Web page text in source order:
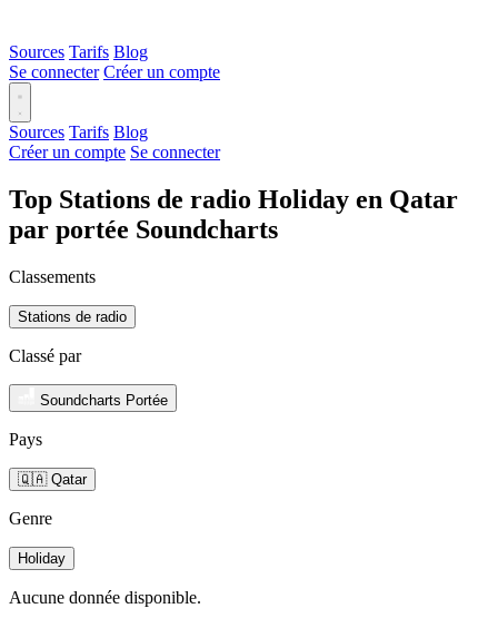
Sources Tarifs Blog
Se connecter Créer un compte
Sources Tarifs Blog
Créer un compte Se connecter
Top Stations de radio Holiday en Qatar
par portée Soundcharts
Classements
Stations de radio
Classé par
Soundcharts Portée
Pays
🇶🇦 Qatar
Genre
Holiday
Aucune donnée disponible.